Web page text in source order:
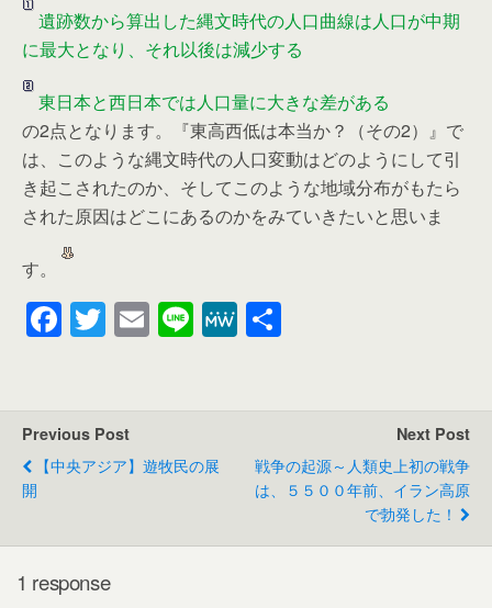
遺跡数から算出した縄文時代の人口曲線は人口が中期
に最大となり、それ以後は減少する
東日本と西日本では人口量に大きな差がある
の2点となります。『東高西低は本当か？（その2）』で
は、このような縄文時代の人口変動はどのようにして引
き起こされたのか、そしてこのような地域分布がもたら
された原因はどこにあるのかをみていきたいと思いま
す。
F
e
b
k
T
er
E Li M
Previous Post
【中央アジア】遊牧民の展
開
Next Post
戦争の起源～人類史上初の戦争
は、５５００年前、イラン高原
で勃発した！
1 response